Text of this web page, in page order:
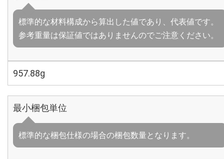
標準的な材料構成から算出した値であり、代表値です。
参考重量は保証値ではありませんのでご注意ください。
957.88g
最小梱包単位
標準的な梱包仕様の場合の梱包数量となります。